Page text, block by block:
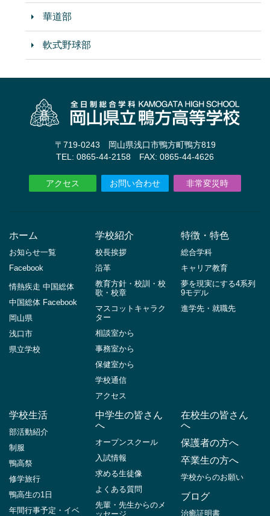
華道部
軟式野球部
〒719-0243 岡山県浅口市鴨方町鴨方819
TEL: 0865-44-2158 FAX: 0865-44-4626
アクセス お問い合わせ 非常変災時
ホーム
お知らせ一覧
Facebook
情熱疾走 中国総体
中国総体 Facebook
岡山県
浅口市
県立学校
学校紹介
校長挨拶
沿革
教育方針・校訓・校
歌・校章
マスコットキャラク
ター
相談室から
事務室から
保健室から
学校通信
アクセス
特徴・特色
総合学科
キャリア教育
夢を現実にする4系列
9モデル
進学先・就職先
学校生活
部活動紹介
制服
鴨高祭
修学旅行
鴨高生の1日
年間行事予定・イベ
中学生の皆さん
へ
オープンスクール
入試情報
求める生徒像
よくある質問
先輩・先生からのメ
ッセージ
在校生の皆さん
へ
保護者の方へ
卒業生の方へ
学校からのお願い
ブログ
治癒証明書